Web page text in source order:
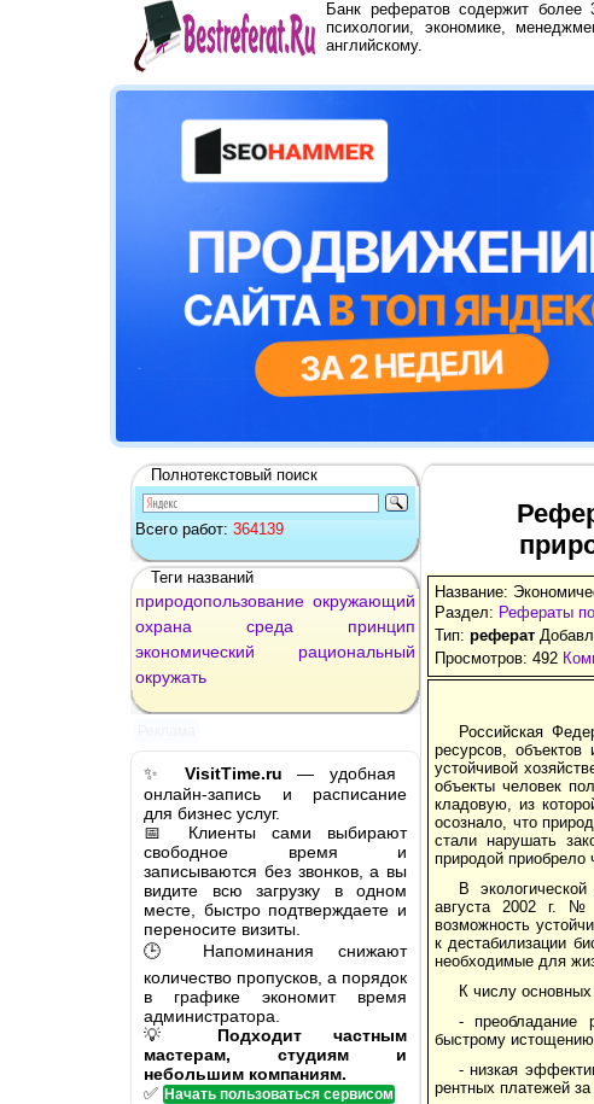
Банк рефератов содержит более
психологии, экономике,
английскому.
Полнотекстовый поиск
Всего работ: 364139
Теги названий
природопользование окружающий
охрана
среда
принцип
экономический
рациональный
окружать
✨ VisitTime.ru — удобная
онлайн-запись и расписание
для бизнес услуг.
📅 Клиенты сами выбирают
свободное время и
записываются без звонков, а вы
видите всю загрузку в одном
месте, быстро подтверждаете и
переносите визиты.
🕒 Напоминания снижают
количество пропусков, а порядок
в графике экономит время
администратора.
💡 Подходит частным
мастерам, студиям и
небольшим компаниям.
✅ Начать пользоваться сервисом
Название:
Раздел: Рефераты
Тип: реферат
Просмотров: 492
Российская
ресурсов,
устойчивой
объекты человек
кладовую, из
осознало, что
стали нарушать
природой приобрело
В
августа 2002 г. №
возможность
к дестабилизации
необходимые для
К числу
- преобладание
быстрому
- низкая
рентных платежей